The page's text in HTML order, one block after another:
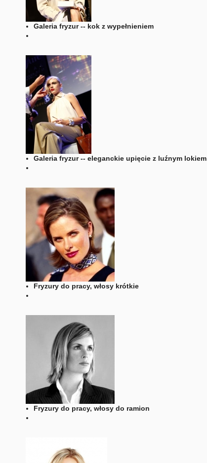
Galeria fryzur -- kok z wypełnieniem
Galeria fryzur -- eleganckie upięcie z luźnym lokiem
Fryzury do pracy, włosy krótkie
Fryzury do pracy, włosy do ramion